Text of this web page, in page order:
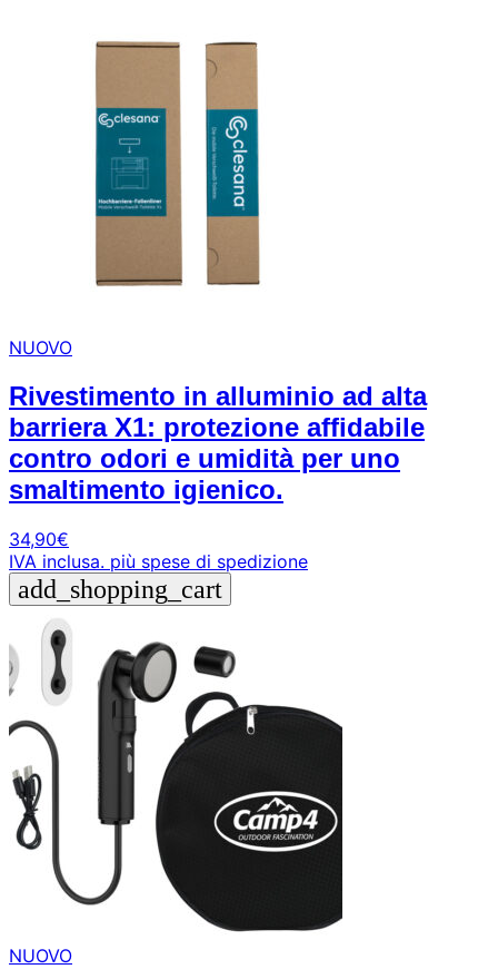
favorite_border
siamo
Contattateci
articoli
Assistenza
WhatsApp
phone
540
4.6
Google
Facebook
Instagram
NUOVO
Rivestimento in alluminio ad alta
barriera X1: protezione affidabile
contro odori e umidità per uno
smaltimento igienico.
34,90€
IVA inclusa. più spese di spedizione
add_shopping_cart
NUOVO